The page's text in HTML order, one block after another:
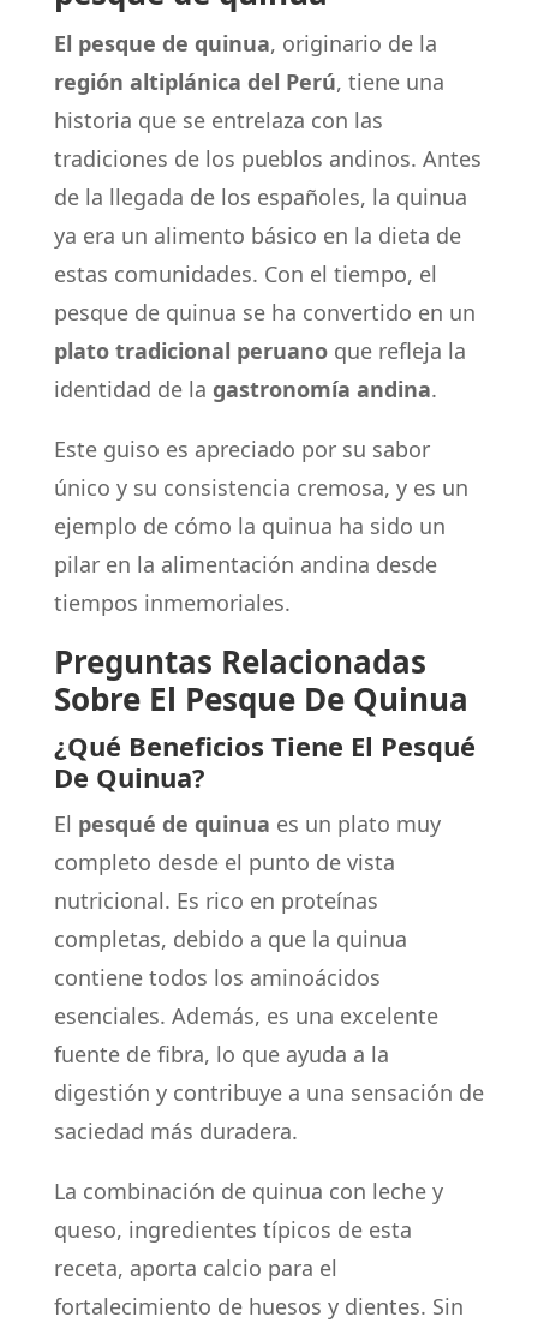
El pesque de quinua, originario de la
región altiplánica del Perú, tiene una
historia que se entrelaza con las
tradiciones de los pueblos andinos. Antes
de la llegada de los españoles, la quinua
ya era un alimento básico en la dieta de
estas comunidades. Con el tiempo, el
pesque de quinua se ha convertido en un
plato tradicional peruanoque refleja la
identidad de la gastronomía andina.
Este guiso es apreciado por su sabor
único y su consistencia cremosa, y es un
ejemplo de cómo la quinua ha sido un
pilar en la alimentación andina desde
tiempos inmemoriales.
Preguntas Relacionadas
Sobre El Pesque De Quinua
¿Qué Beneficios Tiene El Pesqué
De Quinua?
El pesqué de quinua es un plato muy
completo desde el punto de vista
nutricional. Es rico en proteínas
completas, debido a que la quinua
contiene todos los aminoácidos
esenciales. Además, es una excelente
fuente de fibra, lo que ayuda a la
digestión y contribuye a una sensación de
saciedad más duradera.
La combinación de quinua con leche y
queso, ingredientes típicos de esta
receta, aporta calcio para el
fortalecimiento de huesos y dientes. Sin